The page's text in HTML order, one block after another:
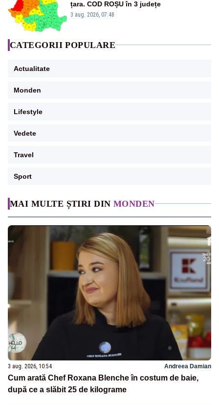
MAI MULTE ȘTIRI DIN MONDEN
3 aug. 2026, 10:54 Andreea Damian
Cum arată Chef Roxana Blenche în costum de baie,
după ce a slăbit 25 de kilograme
țara. COD ROȘU în 3 județe
3 aug. 2026, 07:48
CATEGORII POPULARE
Actualitate
Monden
Lifestyle
Vedete
Travel
Sport